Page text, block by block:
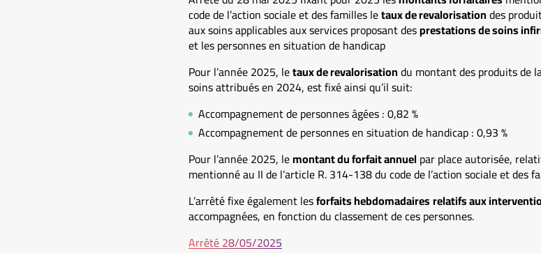
code de l’action sociale et des familles letaux de revalorisationdes
aux soins applicables aux services proposant desprestations de soins
et les personnes en situation de handicap
Pour l’année 2025, letaux de revalorisationdu montant des produits de
soins attribués en 2024, est fixé ainsi qu’il suit:
Accompagnement de personnes âgées : 0,82 %
Accompagnement de personnes en situation de handicap : 0,93 %
Pour l’année 2025, lemontant du forfait annuel par place autorisée,
mentionné au II de l’article R. 314-138 du code de l’action sociale et des
L’arrêté fixe également lesforfaits hebdomadairesrelatifs aux
accompagnées, en fonction du classement de ces personnes.
Arrêté 28/05/2025